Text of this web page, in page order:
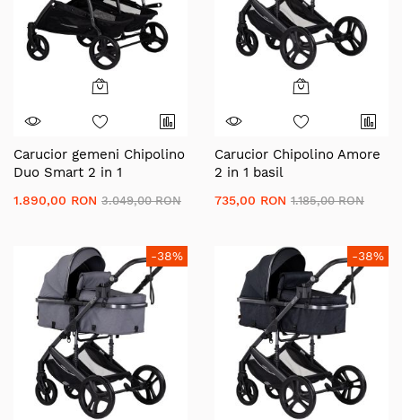
Carucior gemeni Chipolino
Duo Smart 2 in 1
1.890,00 RON 3.049,00 RON
Carucior Chipolino Amore
2 in 1 basil
735,00 RON 1.185,00 RON
-38% -38%